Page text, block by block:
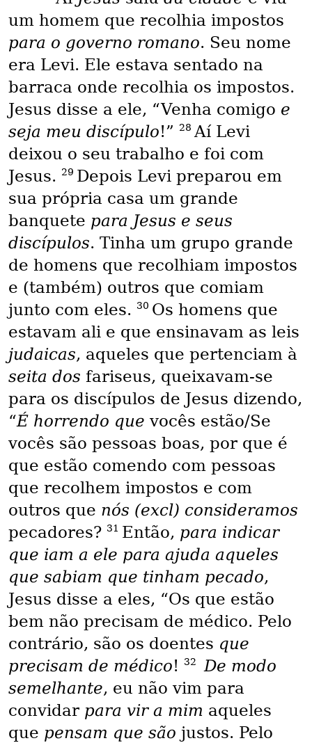
um homem que recolhia impostos
para o governo romano. Seu nome
era Levi. Ele estava sentado na
barraca onde recolhia os impostos.
Jesus disse a ele, “Venha comigo e
seja meu discípulo!” 28 Aí Levi
deixou o seu trabalho e foi com
Jesus. 29 Depois Levi preparou em
sua própria casa um grande
banquete para Jesus e seus
discípulos. Tinha um grupo grande
de homens que recolhiam impostos
e (também) outros que comiam
junto com eles. 30 Os homens que
estavam ali e que ensinavam as leis
judaicas, aqueles que pertenciam à
seita dos fariseus, queixavam-se
para os discípulos de Jesus dizendo,
“É horrendo que vocês estão/Se
vocês são pessoas boas, por que é
que estão comendo com pessoas
que recolhem impostos e com
outros que nós (excl) consideramos
pecadores? 31 Então, para indicar
que iam a ele para ajuda aqueles
que sabiam que tinham pecado,
Jesus disse a eles, “Os que estão
bem não precisam de médico. Pelo
contrário, são os doentes que
precisam de médico! 32
De modo
semelhante, eu não vim para
convidar para vir a mim aqueles
que pensam que são justos. Pelo